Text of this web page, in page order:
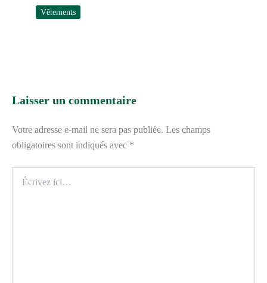
Vêtements
Laisser un commentaire
Votre adresse e-mail ne sera pas publiée. Les champs
obligatoires sont indiqués avec *
ici…